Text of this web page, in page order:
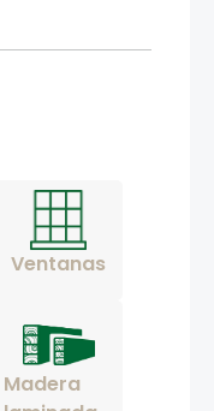
Ventanas
Madera